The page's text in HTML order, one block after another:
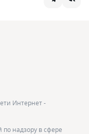
Интернет -
надзору в сфере